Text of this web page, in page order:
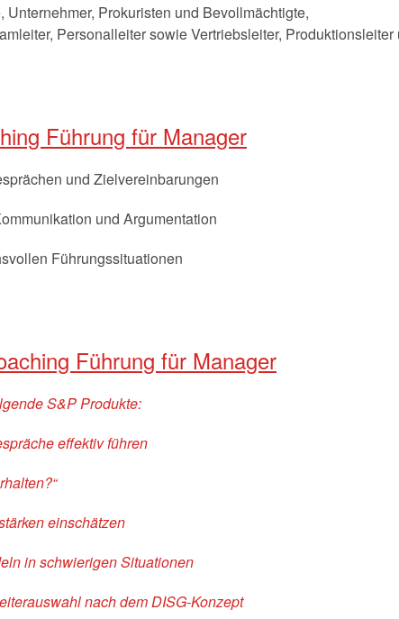
Unternehmer, Prokuristen und Bevollmächtigte,
Personalleiter sowie Vertriebsleiter,
Führung für Manager
und Zielvereinbarungen
und Argumentation
Führungssituationen
Führung für Manager
S&P Produkte:
effektiv führen
einschätzen
in schwierigen Situationen
nach dem DISG-Konzept